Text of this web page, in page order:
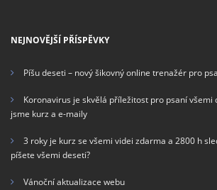
NEJNOVĚJŠÍ PŘÍSPĚVKY
Píšu deseti – nový šikovný online trenažér pro
Koronavirus je skvělá příležitost pro psaní všemi
jsme kurz a e-maily
3 roky je kurz se všemi videi zdarma a 2800 h
píšete všemi deseti?
Vánoční aktualizace webu